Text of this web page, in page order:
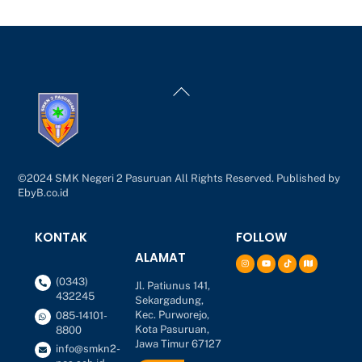
To
©2024 SMK Negeri 2 Pasuruan All Rights Reserved. Published by
EbyB.co.id
KONTAK
(0343)
432245
085-14101-
8800
info@smkn2-
ALAMAT
Jl. Patiunus 141,
Sekargadung,
Kec. Purworejo,
Kota Pasuruan,
Jawa Timur 67127
FOLLOW